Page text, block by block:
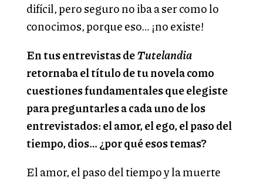
difícil, pero seguro no iba a ser como lo
conocimos, porque eso… ¡no existe!
En tus entrevistas deTutelandia
retornaba el título de tu novela como
cuestiones fundamentales que elegiste
para preguntarles a cada uno de los
entrevistados: el amor, el ego, el paso del
tiempo, dios… ¿por qué esos temas?
El amor, el paso del tiempo y la muerte